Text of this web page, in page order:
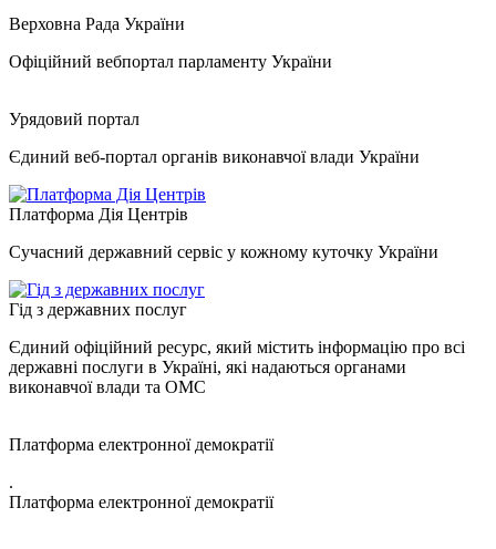
Верховна Рада України
Офіційний вебпортал парламенту України
Урядовий портал
Єдиний веб-портал органів виконавчої влади України
Платформа Дія Центрів
Сучасний державний сервіс у кожному куточку України
Гід з державних послуг
Єдиний офіційний ресурс, який містить інформацію про всі
державні послуги в Україні, які надаються органами
виконавчої влади та ОМС
Платформа електронної демократії
.
Платформа електронної демократії